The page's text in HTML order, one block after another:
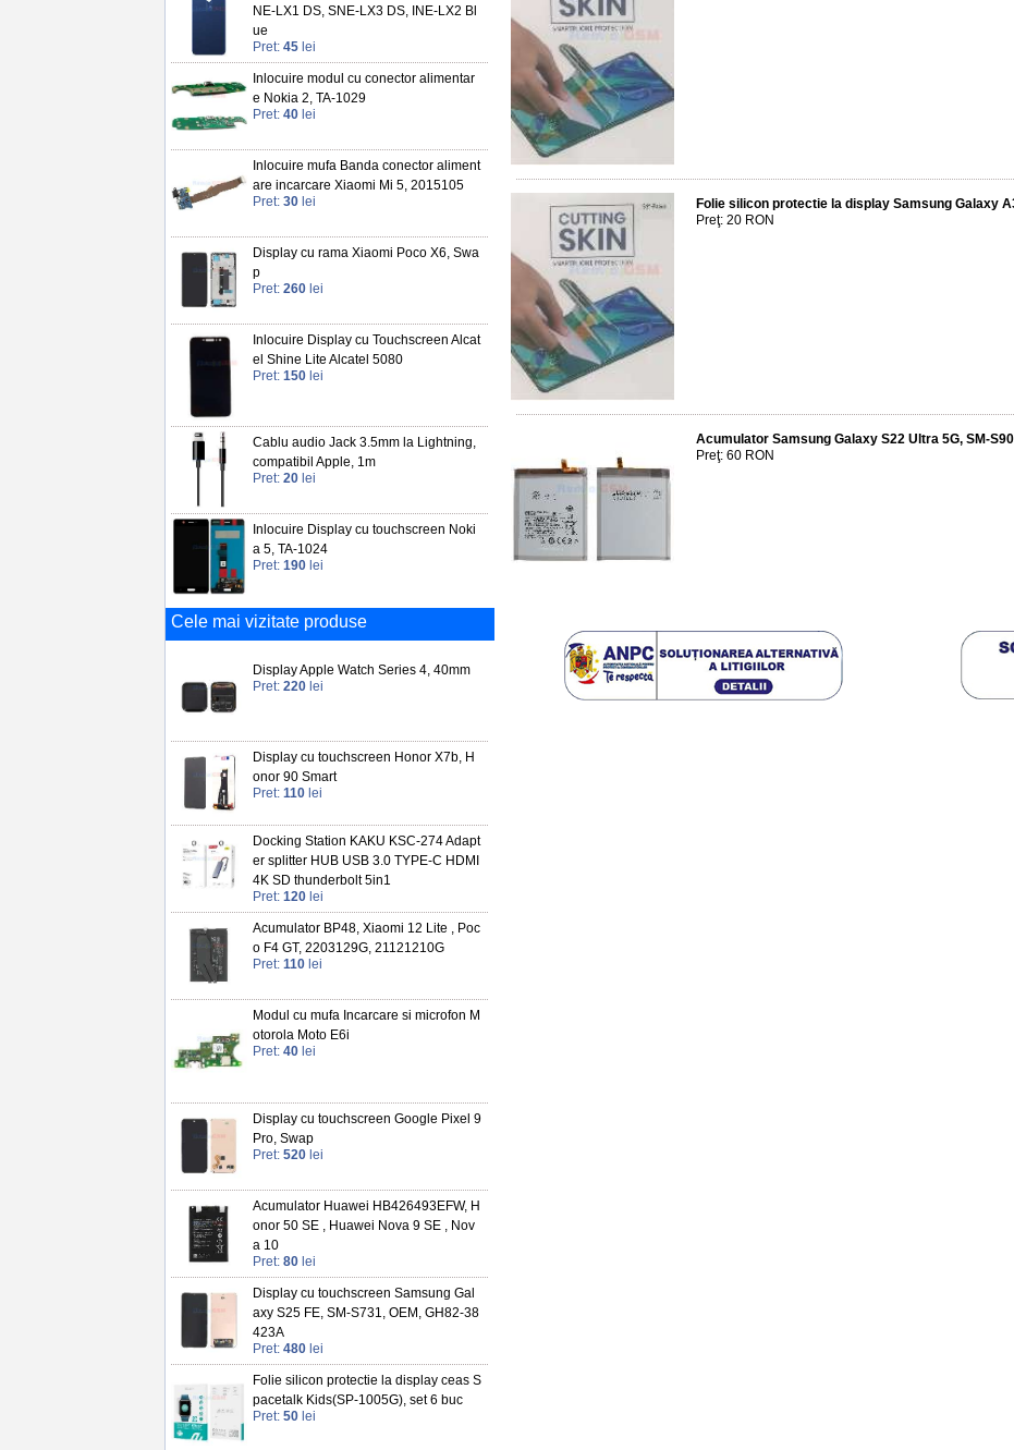
NE-LX1 DS, SNE-LX3 DS, INE-LX2 Bl
ue
Pret: 45 lei
Inlocuire modul cu conector alimentar
e Nokia 2, TA-1029
Pret: 40 lei
Inlocuire mufa Banda conector aliment
are incarcare Xiaomi Mi 5, 2015105
Pret: 30 lei
Display cu rama Xiaomi Poco X6, Swa
p
Pret: 260 lei
Inlocuire Display cu Touchscreen Alcat
el Shine Lite Alcatel 5080
Pret: 150 lei
Cablu audio Jack 3.5mm la Lightning,
compatibil Apple, 1m
Pret: 20 lei
Inlocuire Display cu touchscreen Noki
a 5, TA-1024
Pret: 190 lei
Cele mai vizitate produse
Display Apple Watch Series 4, 40mm
Pret: 220 lei
Display cu touchscreen Honor X7b, H
onor 90 Smart
Pret: 110 lei
Docking Station KAKU KSC-274 Adapt
er splitter HUB USB 3.0 TYPE-C HDMI
4K SD thunderbolt 5in1
Pret: 120 lei
Acumulator BP48, Xiaomi 12 Lite , Poc
o F4 GT, 2203129G, 21121210G
Pret: 110 lei
Modul cu mufa Incarcare si microfon M
otorola Moto E6i
Pret: 40 lei
Display cu touchscreen Google Pixel 9
Pro, Swap
Pret: 520 lei
Acumulator Huawei HB426493EFW, H
onor 50 SE , Huawei Nova 9 SE , Nov
a 10
Pret: 80 lei
Display cu touchscreen Samsung Gal
axy S25 FE, SM-S731, OEM, GH82-38
423A
Pret: 480 lei
Folie silicon protectie la display ceas S
pacetalk Kids(SP-1005G), set 6 buc
Pret: 50 lei
Folie silicon protectie la display Samsung Galaxy
Preţ: 20 RON
Acumulator Samsung Galaxy S22 Ultra 5G, SM-
Preţ: 60 RON